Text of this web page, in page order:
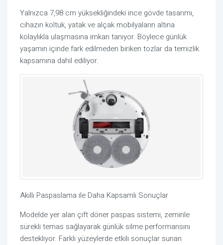
Yalnızca 7,98 cm yüksekliğindeki ince gövde tasarımı,
cihazın koltuk, yatak ve alçak mobilyaların altına
kolaylıkla ulaşmasına imkan tanıyor. Böylece günlük
yaşamın içinde fark edilmeden biriken tozlar da temizlik
kapsamına dahil ediliyor.
Akıllı Paspaslama ile Daha Kapsamlı Sonuçlar
Modelde yer alan çift döner paspas sistemi, zeminle
sürekli temas sağlayarak günlük silme performansını
destekliyor. Farklı yüzeylerde etkili sonuçlar sunan